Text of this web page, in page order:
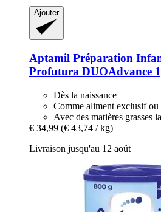
Ajouter
Aptamil Préparation
Profutura DUOAdvance
Dès la naissance
Comme aliment exclusif
Avec des matières grasses
€ 34,99 (€ 43,74 / kg)
Livraison jusqu'au 12 août